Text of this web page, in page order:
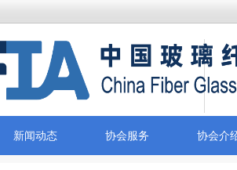
新闻动态 协会服务 协会介